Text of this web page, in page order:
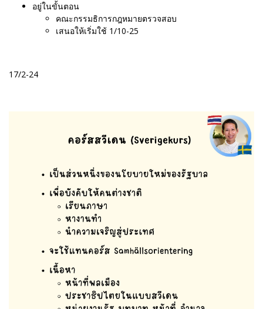
อยู่ในขั้นตอน
คณะกรรมธิการกฎหมายตรวจสอบ
เสนอให้เริ่มใช้ 1/10-25
17/2-24